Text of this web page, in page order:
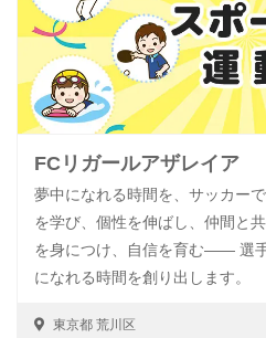
FCリガールアザレイア
夢中になれる時間を、サッカー
を学び、個性を伸ばし、仲間と
を身につけ、自信を育む—— 選
になれる時間を創り出します。
東京都 荒川区